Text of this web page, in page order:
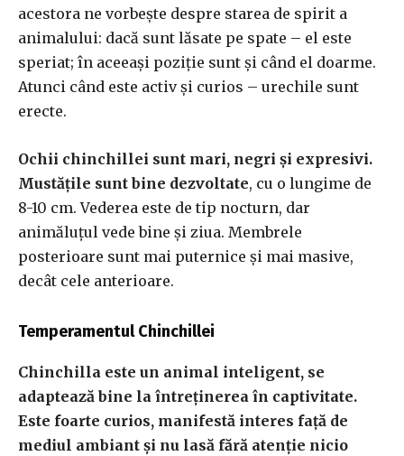
acestora ne vorbește despre starea de spirit a
animalului: dacă sunt lăsate pe spate – el este
speriat; în aceeași poziție sunt și când el doarme.
Atunci când este activ și curios – urechile sunt
erecte.
Ochii chinchillei sunt mari, negri și expresivi.
Mustățile sunt bine dezvoltate, cu o lungime de
8-10 cm. Vederea este de tip nocturn, dar
animăluțul vede bine și ziua. Membrele
posterioare sunt mai puternice și mai masive,
decât cele anterioare.
Temperamentul Chinchillei
Chinchilla este un animal inteligent, se
adaptează bine la întreținerea în captivitate.
Este foarte curios, manifestă interes față de
mediul ambiant și nu lasă fără atenție nicio